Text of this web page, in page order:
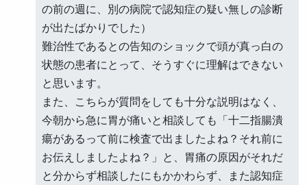
の前の週に、別の病院で認知症の疑い無しの診断
が出たばかりでした）
難治性であるとの告知のショックで頭が真っ白の
状態の患者にとって、そうすぐに理解はできない
と思います。
また、こちらが質問をしても十分な説明はなく、
今朝から急に胃が痛いと相談しても「十二指腸潰
瘍があるって前に検査で出ましたよね？それ前に
お伝えしましたよね？」と、胃痛の原因がそれだ
と分からず相談したにもかかわらず、また認知症